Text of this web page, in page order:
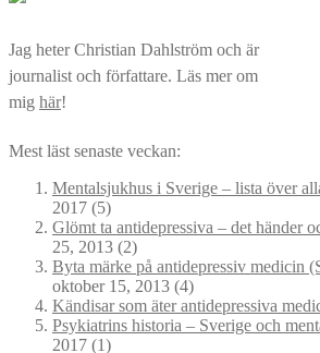
Jag heter Christian Dahlström och är
journalist och författare. Läs mer om
mig här!
Mest läst senaste veckan:
Mentalsjukhus i Sverige – lista över
2017 (5)
Glömt ta antidepressiva – det händer
25, 2013 (2)
Byta märke på antidepressiv medicin
oktober 15, 2013 (4)
Kändisar som äter antidepressiva
Psykiatrins historia – Sverige och
2017 (1)